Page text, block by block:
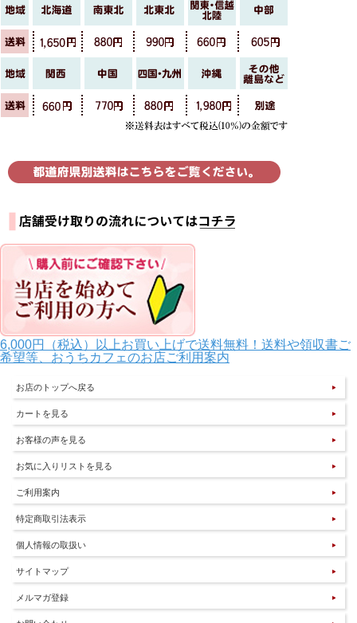
6,000円（税込）以上お買い上げで送料無料！送料や領収書ご
希望等、おうちカフェのお店ご利用案内
お店のトップへ戻る
カートを見る
お客様の声を見る
お気に入りリストを見る
ご利用案内
特定商取引法表示
個人情報の取扱い
サイトマップ
メルマガ登録